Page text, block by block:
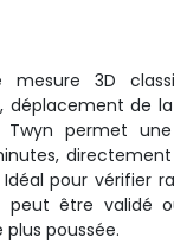
3D
déplacement de
Twyn permet
pour vérifier
peut être validé
poussée.